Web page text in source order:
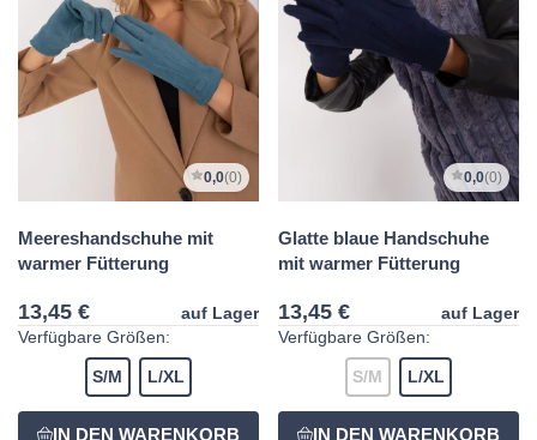
0,0(0)
Meereshandschuhe mit
warmer Fütterung
13,45 €
auf Lager
Verfügbare Größen:
S/M L/XL
0,0(0)
Glatte blaue Handschuhe
mit warmer Fütterung
13,45 €
auf Lager
Verfügbare Größen:
S/M L/XL